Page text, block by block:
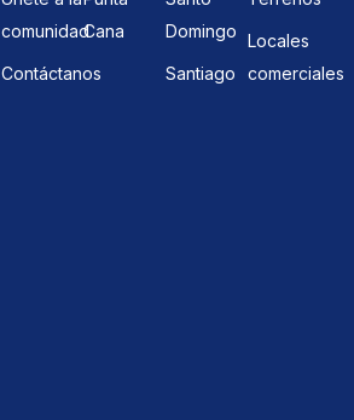
comunidad
Contáctanos
Cana
Domingo
Santiago
Locales
comerciales